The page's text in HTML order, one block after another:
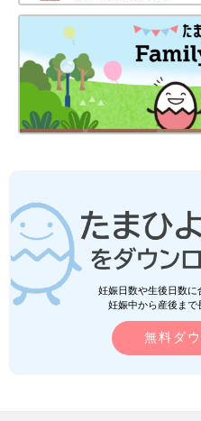
妊娠日数や生後日数
妊娠中から産後まで
無料ダ